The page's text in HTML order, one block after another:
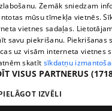
Zemāk sniedzam
mūsu tīmekļa vietnēs.
vietnes sadaļas.
savu piekrišanu. Piekrišanas
uz visām interneta vietnes
skatīt sīkdatņu
VISUS PARTNERUS
IZVĒLI